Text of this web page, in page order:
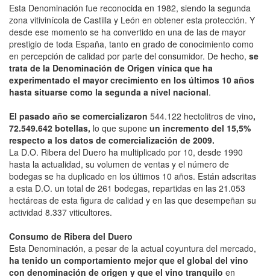
Esta Denominación fue reconocida en 1982, siendo la segunda
zona vitivinícola de Castilla y León en obtener esta protección. Y
desde ese momento se ha convertido en una de las de mayor
prestigio de toda España, tanto en grado de conocimiento como
en percepción de calidad por parte del consumidor. De hecho, se
trata de la Denominación de Origen vínica que ha
experimentado el mayor crecimiento en los últimos 10 años
hasta situarse como la segunda a nivel nacional.
El pasado año se comercializaron 544.122 hectolitros de vino,
72.549.642 botellas, lo que supone un incremento del 15,5%
respecto a los datos de comercialización de 2009.
La D.O. Ribera del Duero ha multiplicado por 10, desde 1990
hasta la actualidad, su volumen de ventas y el número de
bodegas se ha duplicado en los últimos 10 años. Están adscritas
a esta D.O. un total de 261 bodegas, repartidas en las 21.053
hectáreas de esta figura de calidad y en las que desempeñan su
actividad 8.337 viticultores.
Consumo de Ribera del Duero
Esta Denominación, a pesar de la actual coyuntura del mercado,
ha tenido un comportamiento mejor que el global del vino
con denominación de origen y que el vino tranquilo en